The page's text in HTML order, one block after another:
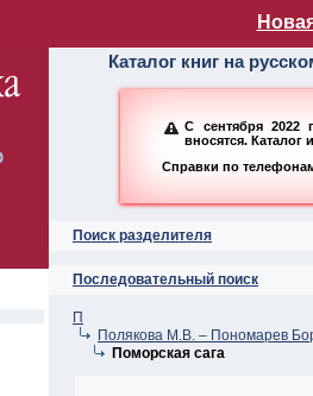
Алфавитный
Каталог книг на
С сентября 2022
вносятся. Каталог
Справки по
Поиск разделителя
Последовательный поиск
П
Полякова М.В. – Пономарев
Поморская сага